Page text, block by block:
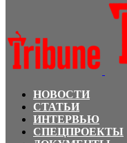
НОВОСТИ
СТАТЬИ
ИНТЕРВЬЮ
СПЕЦПРОЕКТЫ